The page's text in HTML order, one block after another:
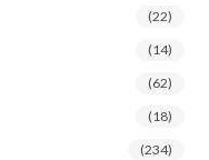
(22)
(14)
(62)
(18)
(234)